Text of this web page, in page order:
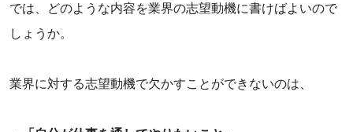
‌では、どのような内容を業界の志望動機に書けばよいので
しょうか。
業界に対する志望動機で欠かすことができないのは、